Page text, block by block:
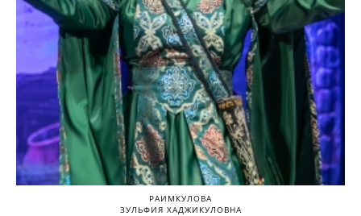
РАИМКУЛОВА
ЗУЛЬФИЯ ХАДЖИКУЛОВНА